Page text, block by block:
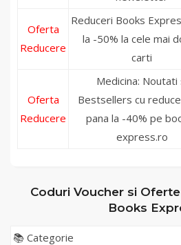
Oferta
Reducere
Reduceri Books
la -50% la cele mai
carti
Oferta
Reducere
Medicina: Noutati
Bestsellers cu
pana la -40% pe
express.ro
Coduri Voucher si
Books
📚 Categorie